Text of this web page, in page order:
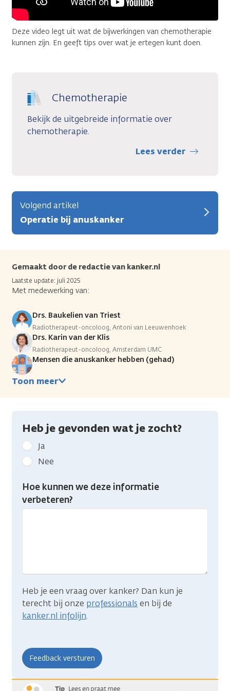
Deze video legt uit wat de bijwerkingen van chemotherapie
kunnen zijn. En geeft tips over wat je ertegen kunt doen.
Chemotherapie
Bekijk de uitgebreide informatie over
chemotherapie.
Lees verder
Volgend artikel
Operatie bij anuskanker
Gemaakt door de redactie van kanker.nl
Laatste update: juli 2025
Met medewerking van:
Drs. Baukelien van Triest
Radiotherapeut-oncoloog, Antoni van Leeuwenhoek
Drs. Karin van der Klis
Radiotherapeut-oncoloog, Amsterdam UMC
Mensen die anuskanker hebben (gehad)
Toon meer
Heb je gevonden wat je zocht?
Geef
kanker.nl
feedback:
Heb
gevonden
Ja
Nee
Hoe kunnen we deze informatie
verbeteren?
Heb je een vraag over kanker? Dan kun je
terecht bij onze professionals en bij de
kanker.nl infolijn.